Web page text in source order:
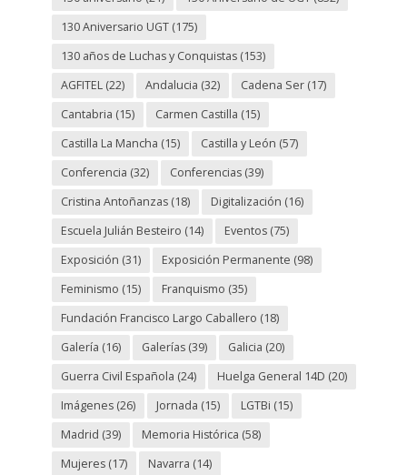
130 Aniversario UGT(175)
130 años de Luchas y Conquistas(153)
AGFITEL(22) Andalucia (32) Cadena Ser(17)
Cantabria (15) Carmen Castilla (15)
Castilla La Mancha (15) Castilla y León (57)
Conferencia (32) Conferencias(39)
Cristina Antoñanzas(18) Digitalización (16)
Escuela Julián Besteiro (14) Eventos(75)
Exposición (31) Exposición Permanente (98)
Feminismo (15) Franquismo (35)
Fundación Francisco Largo Caballero (18)
Galería (16) Galerías(39) Galicia (20)
Guerra Civil Española (24) Huelga General 14D (20)
Imágenes(26) Jornada (15) LGTBi (15)
Madrid (39) Memoria Histórica (58)
Mujeres(17) Navarra (14)